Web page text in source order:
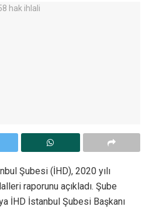
Şubesi (İHD), 2020 yılı
raporunu açıkladı. Şube
İHD İstanbul Şubesi Başkanı